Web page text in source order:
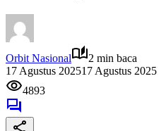
Orbit Nasional
2 min baca
17 Agustus 202517 Agustus 2025
4893